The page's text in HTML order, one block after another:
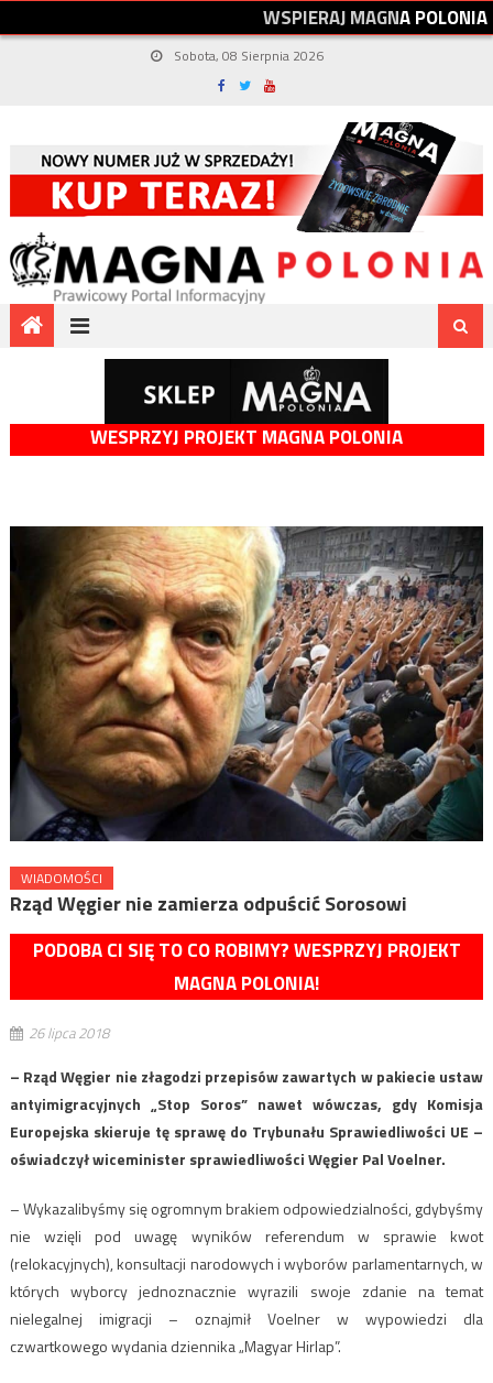
WSPIERAJMAGNAPOLONIA
Sobota, 08 Sierpnia 2026
WESPRZYJ PROJEKT MAGNA POLONIA
WIADOMOŚCI
Rząd Węgier nie zamierza odpuścić Sorosowi
PODOBA CI SIĘ TO CO ROBIMY? WESPRZYJ PROJEKT
MAGNA POLONIA!
26 lipca 2018
– Rząd Węgier nie złagodzi przepisów zawartych w pakiecie ustaw
antyimigracyjnych „Stop Soros” nawet wówczas, gdy Komisja
Europejska skieruje tę sprawę do Trybunału Sprawiedliwości UE –
oświadczył wiceminister sprawiedliwości Węgier Pal Voelner.
– Wykazalibyśmy się ogromnym brakiem odpowiedzialności, gdybyśmy
nie wzięli pod uwagę wyników referendum w sprawie kwot
(relokacyjnych), konsultacji narodowych i wyborów parlamentarnych, w
których wyborcy jednoznacznie wyrazili swoje zdanie na temat
nielegalnej imigracji – oznajmił Voelner w wypowiedzi dla
czwartkowego wydania dziennika „Magyar Hirlap”.